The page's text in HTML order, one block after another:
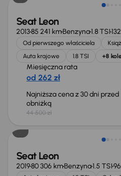
Seat Leon
201385 241 kmBenzyna1.8 TSI
Od pierwszego właściciela
Auta krajowe
1.8 TSI +8
Miesięczna rata
od 262 zł
Najniższa cena z 30 dni przed
obniżką
44 500 zł
Seat Leon
201980 306 kmBenzyna1.5 TSI